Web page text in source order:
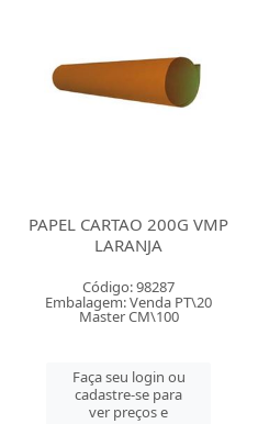
PAPEL CARTAO 200G VMP
LARANJA
Código: 98287
Embalagem: Venda PT\20
Master CM\100
Faça seu login ou
cadastre-se para
ver preços e